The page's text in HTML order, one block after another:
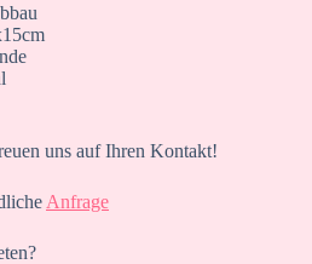
uns auf Ihren Kontakt!
Anfrage